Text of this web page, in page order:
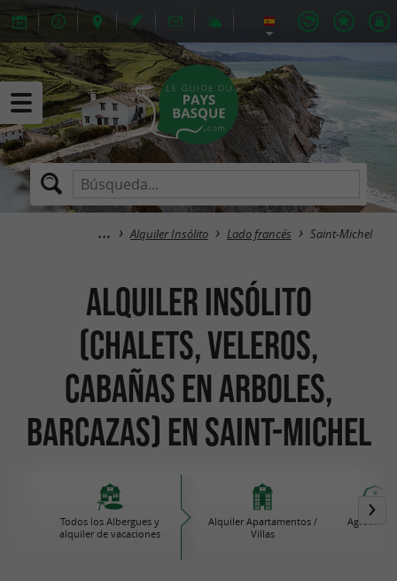
Alquiler Insólito Lado francés Saint-Michel
Alquiler Insólito
(Chalets, Veleros,
Cabañas en arboles,
Barcazas) en Saint-Michel
Todos los Albergues y
alquiler de vacaciones
Alquiler Apartamentos /
Villas